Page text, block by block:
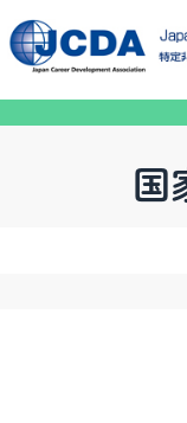
国